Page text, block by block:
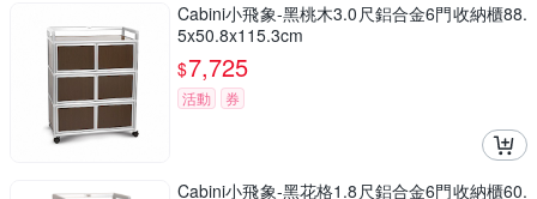
Cabini小飛象-黑桃木3.0尺鋁合金6門收納櫃88.
5x50.8x115.3cm
$7,725
活動 券
Cabini小飛象-黑花格1.8尺鋁合金6門收納櫃60.